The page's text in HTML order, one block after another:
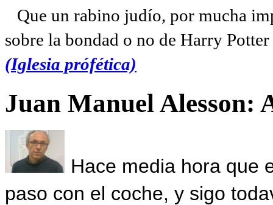
Que un rabino judío, por mucha
sobre la bondad o no de Harry
(Iglesia prófética)
Juan Manuel Alesson:
Hace media hora que
paso con el coche, y sigo